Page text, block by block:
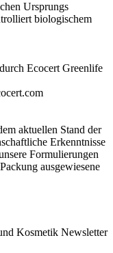
Ursprungs
biologischem
Ecocert Greenlife
aktuellen Stand der
Erkenntnisse
Formulierungen
ausgewiesene
Kosmetik Newsletter